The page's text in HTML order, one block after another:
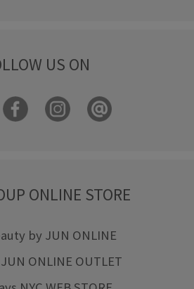
US ON
ONLINE STORE
by JUN ONLINE
ONLINE OUTLET